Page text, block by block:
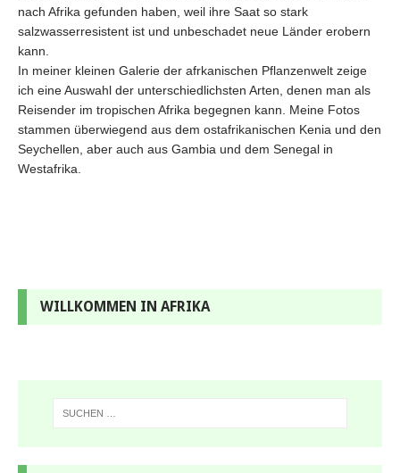
nach Afrika gefunden haben, weil ihre Saat so stark
salzwasserresistent ist und unbeschadet neue Länder erobern
kann.
In meiner kleinen Galerie der afrkanischen Pflanzenwelt zeige
ich eine Auswahl der unterschiedlichsten Arten, denen man als
Reisender im tropischen Afrika begegnen kann. Meine Fotos
stammen überwiegend aus dem ostafrikanischen Kenia und den
Seychellen, aber auch aus Gambia und dem Senegal in
Westafrika.
WILLKOMMEN IN AFRIKA